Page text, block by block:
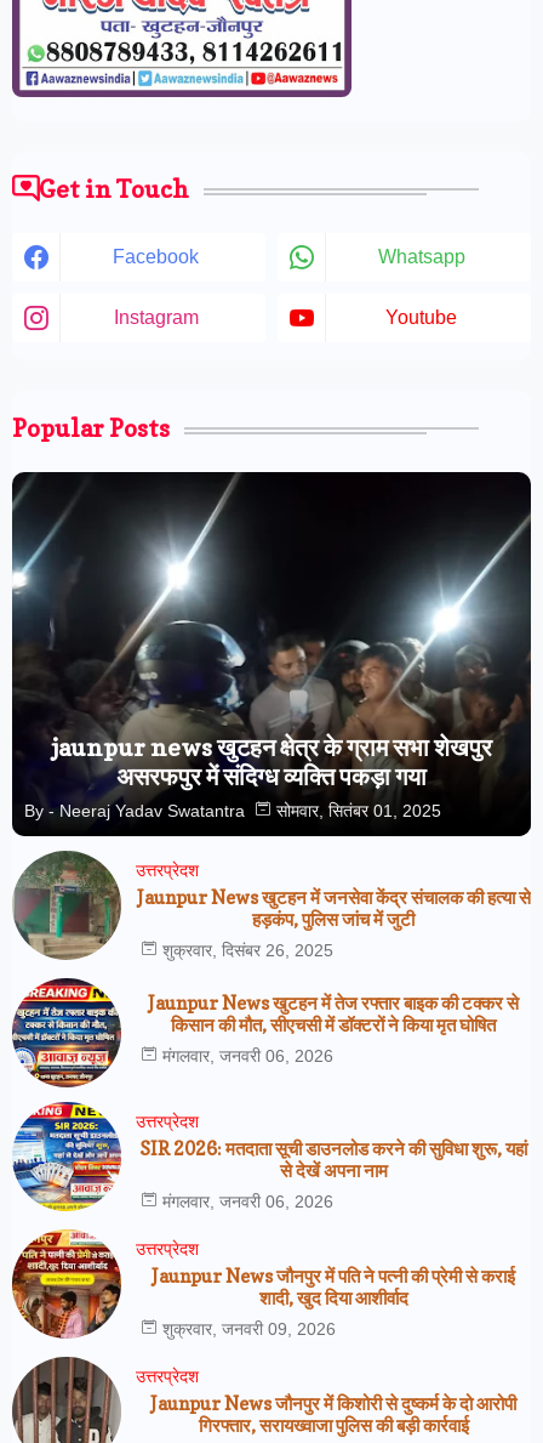
Get in Touch
Facebook Whatsapp
Instagram Youtube
Popular Posts
jaunpur news खुटहन क्षेत्र के ग्राम सभा शेखपुर
असरफपुर में संदिग्ध व्यक्ति पकड़ा गया
By - Neeraj Yadav Swatantra सोमवार, सितंबर 01, 2025
उत्तरप्रेदश
Jaunpur News खुटहन में जनसेवा केंद्र संचालक की हत्या से
हड़कंप, पुलिस जांच में जुटी
शुक्रवार, दिसंबर 26, 2025
Jaunpur News खुटहन में तेज रफ्तार बाइक की टक्कर से
किसान की मौत, सीएचसी में डॉक्टरों ने किया मृत घोषित
मंगलवार, जनवरी 06, 2026
उत्तरप्रेदश
SIR 2026: मतदाता सूची डाउनलोड करने की सुविधा शुरू, यहां
से देखें अपना नाम
मंगलवार, जनवरी 06, 2026
उत्तरप्रेदश
Jaunpur News जौनपुर में पति ने पत्नी की प्रेमी से कराई
शादी, खुद दिया आशीर्वाद
शुक्रवार, जनवरी 09, 2026
उत्तरप्रेदश
Jaunpur News जौनपुर में किशोरी से दुष्कर्म के दो आरोपी
गिरफ्तार, सरायख्वाजा पुलिस की बड़ी कार्रवाई